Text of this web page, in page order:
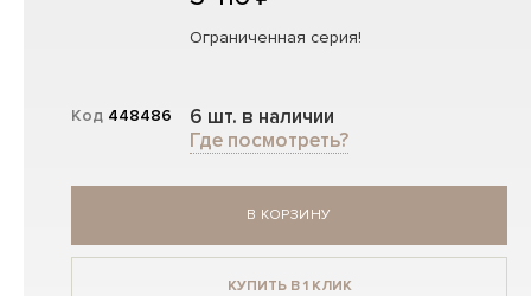
Код 448486
Ограниченная серия!
6 шт. в наличии
Где посмотреть?
В КОРЗИНУ
КУПИТЬ В 1 КЛИК